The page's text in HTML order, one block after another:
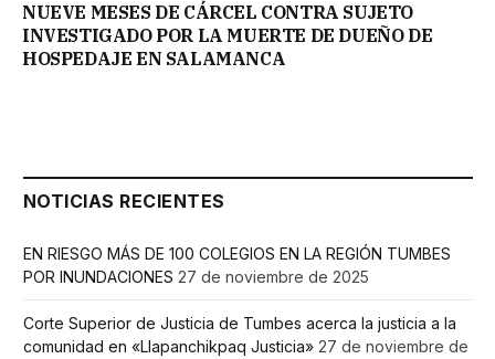
NUEVE MESES DE CÁRCEL CONTRA SUJETO
INVESTIGADO POR LA MUERTE DE DUEÑO DE
HOSPEDAJE EN SALAMANCA
NOTICIAS RECIENTES
EN RIESGO MÁS DE 100 COLEGIOS EN LA REGIÓN TUMBES
POR INUNDACIONES 27 de noviembre de 2025
Corte Superior de Justicia de Tumbes acerca la justicia a la
comunidad en «Llapanchikpaq Justicia» 27 de noviembre de